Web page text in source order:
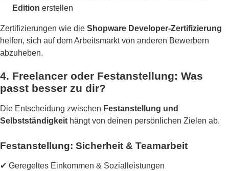
Edition erstellen
Zertifizierungen wie die Shopware Developer-Zertifizierung
helfen, sich auf dem Arbeitsmarkt von anderen Bewerbern
abzuheben.
4. Freelancer oder Festanstellung: Was
passt besser zu dir?
Die Entscheidung zwischen Festanstellung und
Selbstständigkeit hängt von deinen persönlichen Zielen ab.
Festanstellung: Sicherheit & Teamarbeit
✔ Geregeltes Einkommen & Sozialleistungen